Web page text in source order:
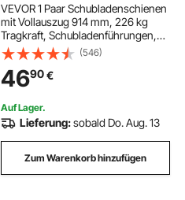
VEVOR 1 Paar Schubladenschienen
mit Vollauszug 914 mm, 226 kg
Tragkraft, Schubladenführungen,
Kugellager mit Sperre, seitlich
montierte Teleskopschienen für
Regale, Schränke,
Industrieschubladen
(546)
4690€
Auf Lager.
Lieferung:sobald Do. Aug. 13
Zum Warenkorb hinzufügen